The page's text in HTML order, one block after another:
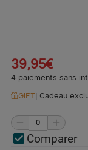
39,95€
4 paiements sans
GIFT| Cadeau
Comparer